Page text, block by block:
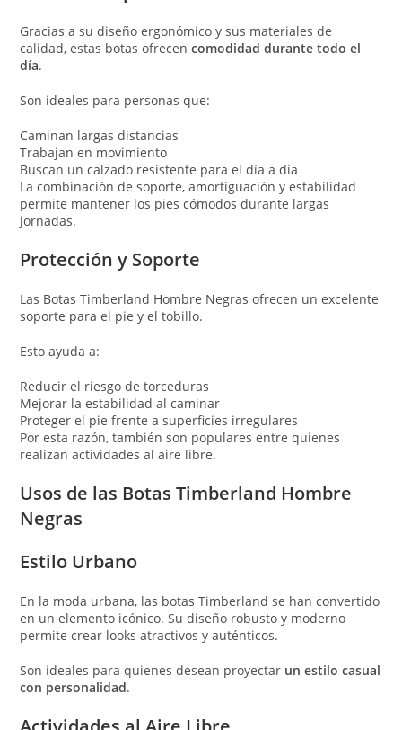
Gracias a su diseño ergonómico y sus materiales de
calidad, estas botas ofrecencomodidad durante todo el
día.
Son ideales para personas que:
Caminan largas distancias
Trabajan en movimiento
Buscan un calzado resistente para el día a día
La combinación de soporte, amortiguación y estabilidad
permite mantener los pies cómodos durante largas
jornadas.
Protección y Soporte
Las Botas Timberland Hombre Negras ofrecen un excelente
soporte para el pie y el tobillo.
Esto ayuda a:
Reducir el riesgo de torceduras
Mejorar la estabilidad al caminar
Proteger el pie frente a superficies irregulares
Por esta razón, también son populares entre quienes
realizan actividades al aire libre.
Usos de las Botas Timberland Hombre
Negras
Estilo Urbano
En la moda urbana, las botas Timberland se han convertido
en un elemento icónico. Su diseño robusto y moderno
permite crear looks atractivos y auténticos.
Son ideales para quienes desean proyectar un estilo casual
con personalidad.